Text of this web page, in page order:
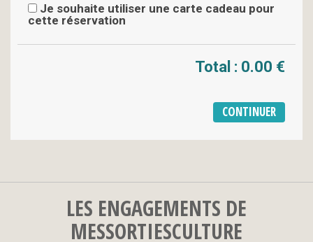
Je souhaite utiliser une carte cadeau pour
cette réservation
Total : 0.00 €
LES ENGAGEMENTS DE
MESSORTIESCULTURE